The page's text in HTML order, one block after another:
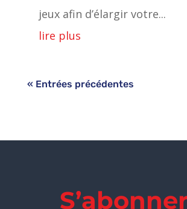
jeux afin d’élargir votre...
lire plus
« Entrées précédentes